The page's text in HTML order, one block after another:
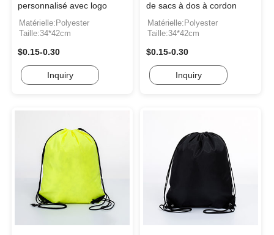
personnalisé avec logo
Matérielle:Polyester
Taille:34*42cm
$0.15-0.30
Inquiry
de sacs à dos à cordon
Matérielle:Polyester
Taille:34*42cm
$0.15-0.30
Inquiry